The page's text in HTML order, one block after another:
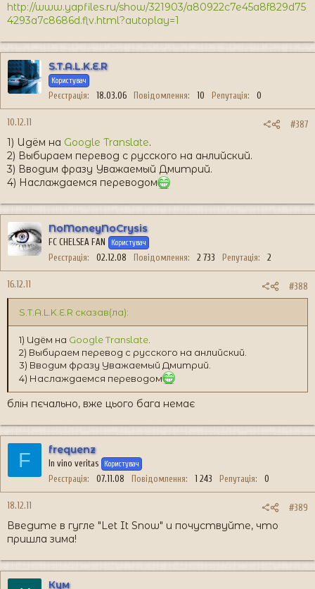
http://www.yapfiles.ru/show/321903/a80922c7e45a8f829d75
4293a7c8686d.flv.html?autoplay=1
S.T.A.L.K.E.R
Користувач
Реєстрація 18.03.06 Повідомлення 10 Репутація 0
10.12.11 #387
1) Идём на Google Translate.
2) Выбираем перевод с русского на анлийский.
3) Вводим фразу Уважаемый Дмитрий.
4) Наслаждаемся переводом
NoMoneyNoCrysis
FC CHELSEA FAN Користувач
Реєстрація 02.12.08 Повідомлення 2 733 Репутація 2
16.12.11 #388
S.T.A.L.K.E.R сказав(ла):
1) Идём на Google Translate
2) Выбираем перевод с русского на анлийский.
3) Вводим фразу Уважаемый Дмитрий.
4) Наслаждаемся переводом
блін пєчально, вже цього бага немає
F frequenz
In vino veritas Користувач
Реєстрація 07.11.08 Повідомлення 1 243 Репутація 0
18.12.11 #389
Введите в гугле "Let It Snow" и почуствуйте, что
пришла зима!
Кум